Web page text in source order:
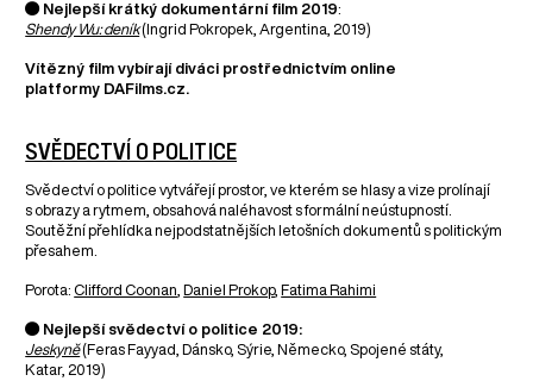
● Nejlepší krátký dokumentární film 2019:
Shendy Wu: deník(Ingrid Pokropek, Argentina, 2019)
Vítězný film vybírají diváci prostřednictvím online
platformy DAFilms.cz.
SVĚDECTVÍ O POLITICE
Svědectví o politice vytvářejí prostor, ve kterém se hlasy a vize prolínají
s obrazy a rytmem, obsahová naléhavost s formální neústupností.
Soutěžní přehlídka nejpodstatnějších letošních dokumentů s politickým
přesahem.
Porota:Clifford Coonan Daniel Prokop, Fatima Rahimi
● Nejlepší svědectví o politice 2019:
Jeskyně(Feras Fayyad, Dánsko, Sýrie, Německo, Spojené státy,
Katar, 2019)